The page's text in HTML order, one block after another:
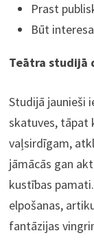
Prast
Būt
Teātra studijā
Studijā jaunieši
skatuves, tāpat
vaļsirdīgam,
jāmācās gan
kustības
elpošanas,
fantāzijas